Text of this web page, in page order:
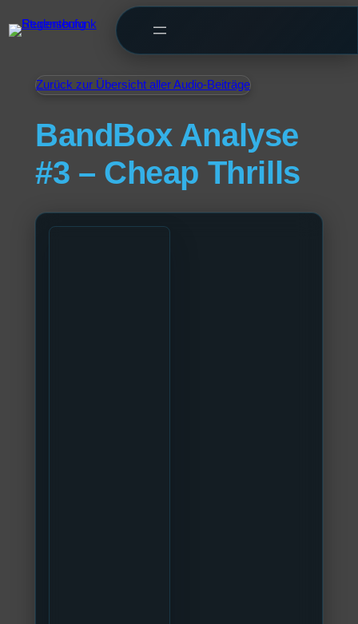
Zurück zur Übersicht aller Audio-Beiträge
BandBox Analyse
#3 – Cheap Thrills